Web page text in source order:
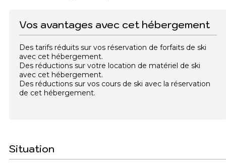
Vos avantages avec cet hébergement
Des tarifs réduits sur vos réservation de forfaits de ski
avec cet hébergement.
Des réductions sur votre location de matériel de ski
avec cet hébergement.
Des réductions sur vos cours de ski avec la réservation
de cet hébergement.
Situation